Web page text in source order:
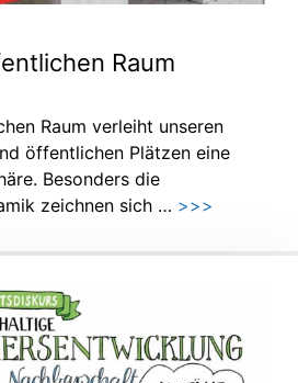
Raum
Raum verleiht unseren
öffentlichen Plätzen eine
Besonders die
zeichnen sich … >>>